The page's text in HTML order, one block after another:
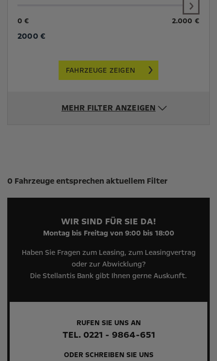
0 € 2.000 €
2000 €
FAHRZEUGE ZEIGEN
MEHR FILTER ANZEIGEN
Suchergebnisse
0 Fahrzeuge entsprechen aktuellem Filter
WIR SIND FÜR SIE DA!
Montag bis Freitag von 9:00 bis 18:00
Haben Sie Fragen zum Leasing, zum Leasingvertrag
oder zur Abwicklung?
Die Stellantis Bank gibt Ihnen gerne Auskunft.
RUFEN SIE UNS AN
TEL. 0221 - 9864-651
ODER SCHREIBEN SIE UNS